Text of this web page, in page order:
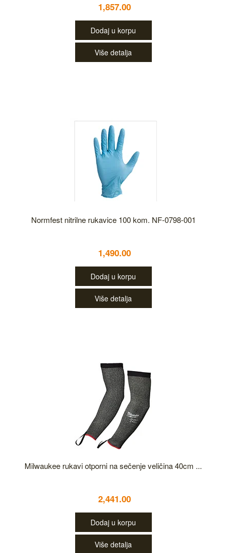
1,857.00
Dodaj u korpu
Više detalja
Normfest nitrilne rukavice 100 kom. NF-0798-001
1,490.00
Dodaj u korpu
Više detalja
Milwaukee rukavi otporni na sečenje veličina 40cm ...
2,441.00
Dodaj u korpu
Više detalja